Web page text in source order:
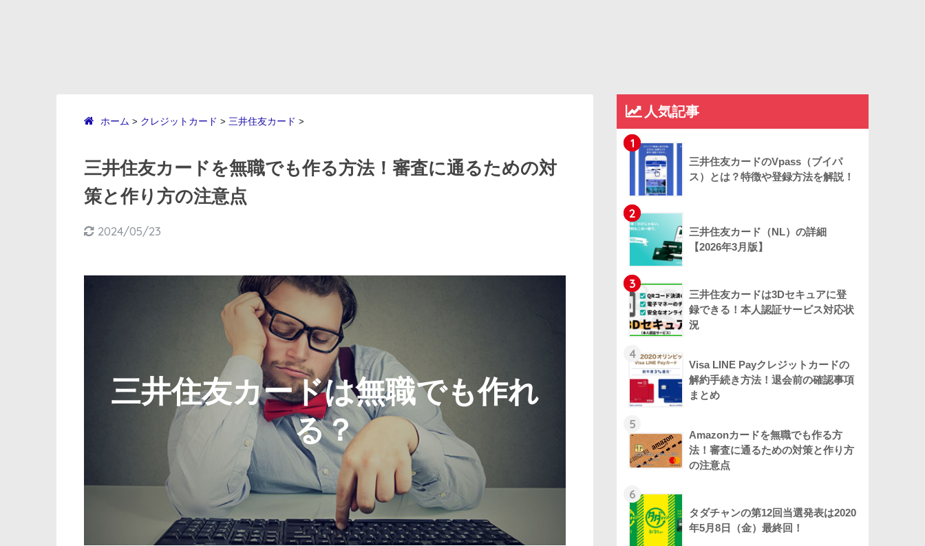
ホーム > クレジットカード > 三井住友カード >
三井住友カードを無職でも作る方法！審査に通るための対
策と作り方の注意点
2024/05/23
三井住友カードは無職でも作れ
る？
人気記事
1
三井住友カードのVpass（ブイパ
ス）とは？特徴や登録方法を解説！
2
三井住友カード（NL）の詳細
【2026年3月版】
3
三井住友カードは3Dセキュアに登
録できる！本人認証サービス対応状
況
4
Visa LINE Payクレジットカードの
解約手続き方法！退会前の確認事項
まとめ
5
Amazonカードを無職でも作る方
法！審査に通るための対策と作り方
の注意点
6
タダチャンの第12回当選発表は2020
年5月8日（金）最終回！